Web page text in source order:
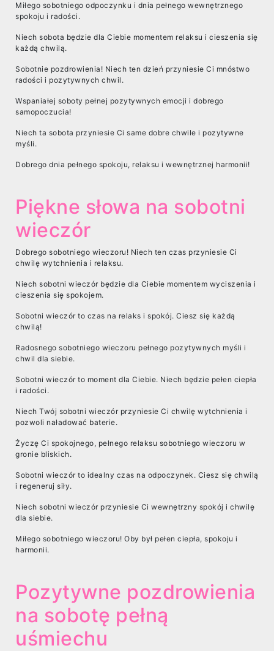
Miłego sobotniego odpoczynku i dnia pełnego wewnętrznego
spokoju i radości.
Niech sobota będzie dla Ciebie momentem relaksu i cieszenia się
każdą chwilą.
Sobotnie pozdrowienia! Niech ten dzień przyniesie Ci mnóstwo
radości i pozytywnych chwil.
Wspaniałej soboty pełnej pozytywnych emocji i dobrego
samopoczucia!
Niech ta sobota przyniesie Ci same dobre chwile i pozytywne
myśli.
Dobrego dnia pełnego spokoju, relaksu i wewnętrznej harmonii!
Piękne słowa na sobotni
wieczór
Dobrego sobotniego wieczoru! Niech ten czas przyniesie Ci
chwilę wytchnienia i relaksu.
Niech sobotni wieczór będzie dla Ciebie momentem wyciszenia i
cieszenia się spokojem.
Sobotni wieczór to czas na relaks i spokój. Ciesz się każdą
chwilą!
Radosnego sobotniego wieczoru pełnego pozytywnych myśli i
chwil dla siebie.
Sobotni wieczór to moment dla Ciebie. Niech będzie pełen ciepła
i radości.
Niech Twój sobotni wieczór przyniesie Ci chwilę wytchnienia i
pozwoli naładować baterie.
Życzę Ci spokojnego, pełnego relaksu sobotniego wieczoru w
gronie bliskich.
Sobotni wieczór to idealny czas na odpoczynek. Ciesz się chwilą
i regeneruj siły.
Niech sobotni wieczór przyniesie Ci wewnętrzny spokój i chwilę
dla siebie.
Miłego sobotniego wieczoru! Oby był pełen ciepła, spokoju i
harmonii.
Pozytywne pozdrowienia
na sobotę pełną
uśmiechu